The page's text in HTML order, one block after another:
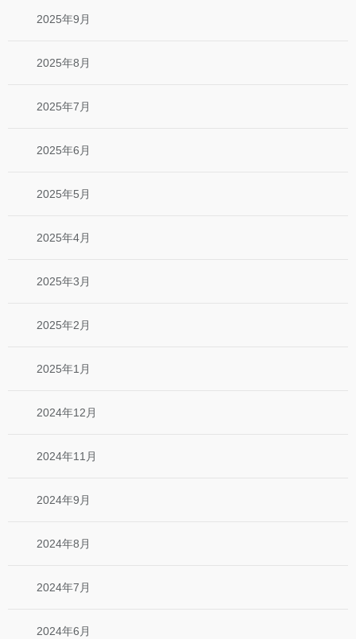
2025年9月
2025年8月
2025年7月
2025年6月
2025年5月
2025年4月
2025年3月
2025年2月
2025年1月
2024年12月
2024年11月
2024年9月
2024年8月
2024年7月
2024年6月